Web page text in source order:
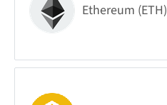
Ethereum (ETH)